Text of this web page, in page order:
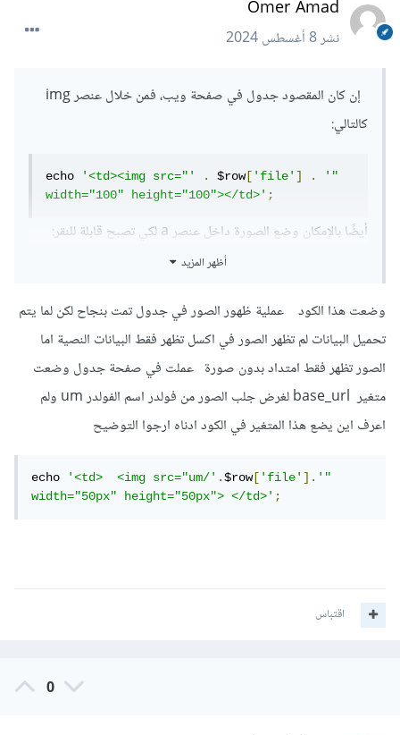
Omer Amad
نشر8 أغسطس 2024
إن كان المقصود جدول في صفحة ويب، فمن خلال عنصر img
كالتالي:
echo '<td><img src="' . $row['file'] .
'"
width="100" height="100"></td>';
أيضًا بالإمكان وضع الصورة داخل عنصر a لكي تصبح قابلة للنقر:
<img src="'
. $row [ 'file' .
'" width="100"
height="100"></a></td>'
وبإمكانك توفير رابط لتحميلها من خلال سمة download:
download>تحميل الصورة</a></td>";
أظهر المزيد
وضعت هذا الكود عملية ظهور الصور في جدول تمت بنجاح لكن لما يتم
تحميل البيانات لم تظهر الصور في اكسل تظهر فقط البيانات النصية اما
الصور تظهر فقط امتداد بدون صورة عملت في صفحة جدول وضعت
متغير base_url لغرض جلب الصور من فولدر اسم الفولدر um ولم
اعرف اين يضع هذا المتغير في الكود ادناه ارجوا التوضيح
echo '<td>  <img src="um/'.$row['file'].'"
width="50px" height="50px"> </td>';
اقتباس
0